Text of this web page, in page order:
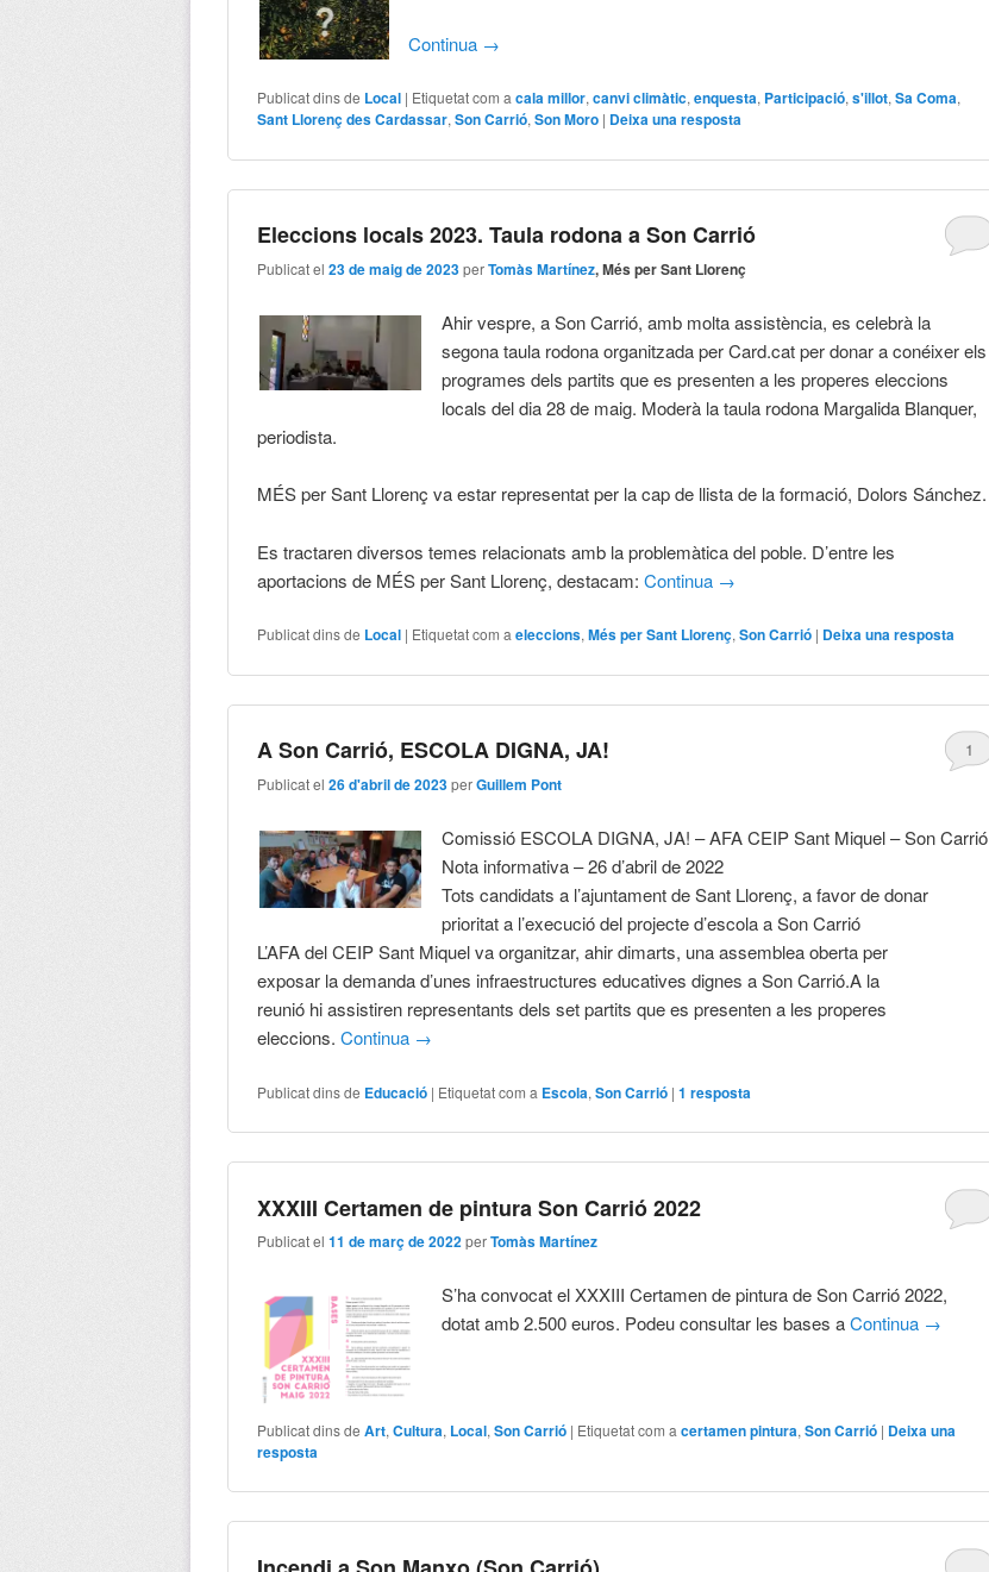
Continua →
Publicat dins de Local | Etiquetat com a cala millor,canvi climàtic,enquesta, Participació,s'illot,Sa Coma,
Sant Llorenç des Cardassar,Son Carrió,Son Moro | Deixa una resposta
Eleccions locals 2023. Taula rodona a Son Carrió
Publicat el23 de maig de 2023perTomàs Martínez, Més per Sant Llorenç
Ahir vespre, a Son Carrió, amb molta assistència, es celebrà la
segona taula rodona organitzada per Card.cat per donar a conéixer els
programes dels partits que es presenten a les properes eleccions
locals del dia 28 de maig. Moderà la taula rodona Margalida Blanquer,
periodista.
MÉS per Sant Llorenç va estar representat per la cap de llista de la formació, Dolors Sánchez.
Es tractaren diversos temes relacionats amb la problemàtica del poble. D’entre les
aportacions de MÉS per Sant Llorenç, destacam:Continua →
Publicat dins de Local | Etiquetat com a eleccions,Més per Sant Llorenç,Son Carrió | Deixa una resposta
A Son Carrió, ESCOLA DIGNA, JA!
Publicat el26 d'abril de 2023perGuillem Pont
1
Comissió ESCOLA DIGNA, JA! – AFA CEIP Sant Miquel – Son Carrió
Nota informativa – 26 d’abril de 2022
Tots candidats a l’ajuntament de Sant Llorenç, a favor de donar
prioritat a l’execució del projecte d’escola a Son Carrió
L’AFA del CEIP Sant Miquel va organitzar, ahir dimarts, una assemblea oberta per
exposar la demanda d’unes infraestructures educatives dignes a Son Carrió.A la
reunió hi assistiren representants dels set partits que es presenten a les properes
eleccions.Continua →
Publicat dins de Educació | Etiquetat com a Escola,Son Carrió |1 resposta
XXXIII Certamen de pintura Son Carrió 2022
Publicat el11 de març de 2022perTomàs Martínez
S’ha convocat el XXXIII Certamen de pintura de Son Carrió 2022,
dotat amb 2.500 euros. Podeu consultar les bases aContinua →
Publicat dins de Art,Cultura, Local,Son Carrió | Etiquetat com a certamen pintura,Son Carrió | Deixa una
resposta